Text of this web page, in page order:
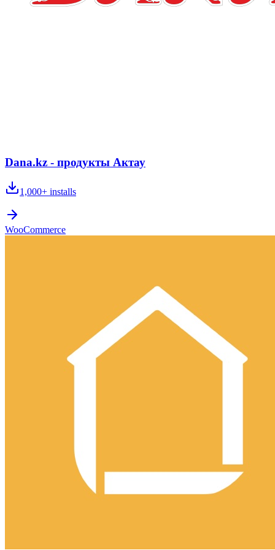
Dana.kz - продукты Актау
1,000+ installs
WooCommerce